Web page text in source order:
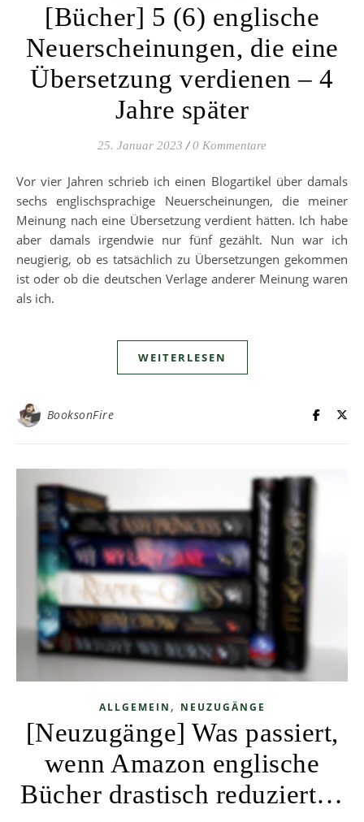
[Bücher] 5 (6) englische
Neuerscheinungen, die eine
Übersetzung verdienen – 4
Jahre später
25. Januar 2023 / 0 Kommentare
Vor vier Jahren schrieb ich einen Blogartikel über damals
sechs englischsprachige Neuerscheinungen, die meiner
Meinung nach eine Übersetzung verdient hätten. Ich habe
aber damals irgendwie nur fünf gezählt. Nun war ich
neugierig, ob es tatsächlich zu Übersetzungen gekommen
ist oder ob die deutschen Verlage anderer Meinung waren
als ich.
WEITERLESEN
BooksonFire
ALLGEMEIN , NEUZUGÄNGE
[Neuzugänge] Was passiert,
wenn Amazon englische
Bücher drastisch reduziert…